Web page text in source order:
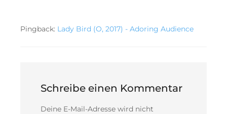
Pingback: Lady Bird (O, 2017) - Adoring Audience
Schreibe einen Kommentar
Deine E-Mail-Adresse wird nicht